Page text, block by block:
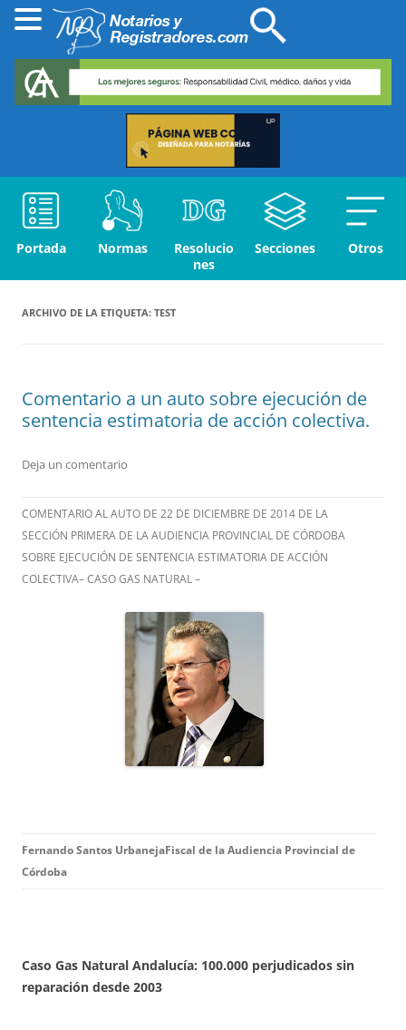
Portada Normas
Resolucio
nes
Secciones Otros
ARCHIVO DE LA ETIQUETA: TEST
Comentario a un auto sobre ejecución de
sentencia estimatoria de acción colectiva.
Deja un comentario
COMENTARIO AL AUTO DE 22 DE DICIEMBRE DE 2014 DE LA
SECCIÓN PRIMERA DE LA AUDIENCIA PROVINCIAL DE CÓRDOBA
SOBRE EJECUCIÓN DE SENTENCIA ESTIMATORIA DE ACCIÓN
COLECTIVA– CASO GAS NATURAL –
Fernando Santos UrbanejaFiscal de la Audiencia Provincial de
Córdoba
Caso Gas Natural Andalucía: 100.000 perjudicados sin
reparación desde 2003